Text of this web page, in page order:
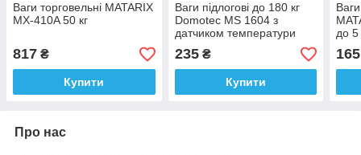
Ваги торговельні MATARIX
MX-410A 50 кг
817 ₴
Купити
Ваги підлогові до 180 кг
Domotec MS 1604 з
датчиком температури
235₴
Купити
до 5
165
Про нас